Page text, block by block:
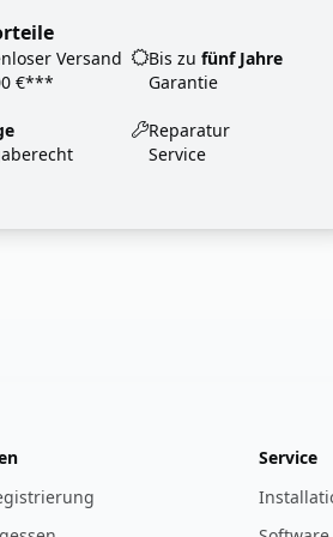
Versand
€***
Bis zu fünf Jahre
Garantie
Reparatur
Service
Service